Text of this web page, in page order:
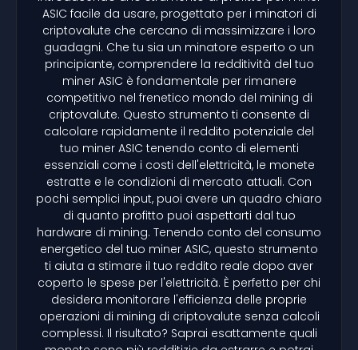
ASIC facile da usare, progettato per i minatori di
criptovalute che cercano di massimizzare i loro
guadagni. Che tu sia un minatore esperto o un
principiante, comprendere la redditività del tuo
miner ASIC è fondamentale per rimanere
competitivo nel frenetico mondo del mining di
criptovalute. Questo strumento ti consente di
calcolare rapidamente il reddito potenziale del
tuo miner ASIC tenendo conto di elementi
essenziali come i costi dell'elettricità, le monete
estratte e le condizioni di mercato attuali. Con
pochi semplici input, puoi avere un quadro chiaro
di quanto profitto puoi aspettarti dal tuo
hardware di mining. Tenendo conto del consumo
energetico del tuo miner ASIC, questo strumento
ti aiuta a stimare il tuo reddito reale dopo aver
coperto le spese per l'elettricità. È perfetto per chi
desidera monitorare l'efficienza delle proprie
operazioni di mining di criptovalute senza calcoli
complessi. Il risultato? Saprai esattamente quali